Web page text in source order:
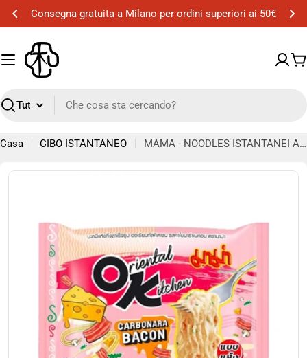
contenuto
Consegna gratuita a Milano per ordini superiori ai 50€
Ricerca
Casa CIBO ISTANTANEO MAMA - NOODLES ISTANTANEI AL GUSTO DI BACON CARBONARA - 85 G
Passa
Apri supporto 0 in modalità modale